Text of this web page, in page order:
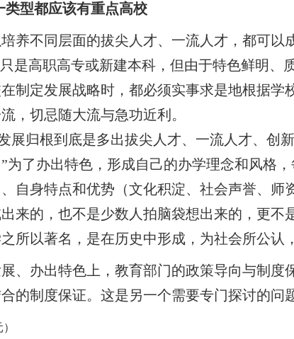
类型都应该有重点高校
养不同层面的拔尖人才、一流人才，都可以
是高职高专或新建本科，但由于特色鲜明、
制定发展战略时，都必须实事求是地根据学
，切忌随大流与急功近利。
归根到底是多出拔尖人才、一流人才、创
了办出特色，形成自己的办学理念和风格
自身特点和优势（文化积淀、社会声誉、师
来的，也不是少数人拍脑袋想出来的，更不
所以著名，是在历史中形成，为社会所公认
、办出特色上，教育部门的政策导向与制度
的制度保证。这是另一个需要专门探讨的问